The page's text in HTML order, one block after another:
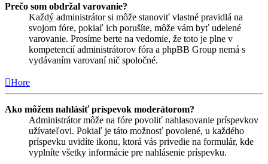
Prečo som obdržal varovanie?
Každý administrátor si môže stanoviť vlastné pravidlá na
svojom fóre, pokiaľ ich porušíte, môže vám byť udelené
varovanie. Prosíme berte na vedomie, že toto je plne v
kompetencií administrátorov fóra a phpBB Group nemá s
vydávaním varovaní nič spoločné.
Hore
Ako môžem nahlásiť príspevok moderátorom?
Administrátor môže na fóre povoliť nahlasovanie príspevkov
užívateľovi. Pokiaľ je táto možnosť povolené, u každého
príspevku uvidíte ikonu, ktorá vás privedie na formulár, kde
vyplníte všetky informácie pre nahlásenie príspevku.